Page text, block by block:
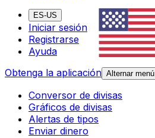
ES-US
Iniciar sesión
Registrarse
Ayuda
Obtenga la aplicación Alternar menú
Conversor de divisas
Gráficos de divisas
Alertas de tipos
Enviar dinero